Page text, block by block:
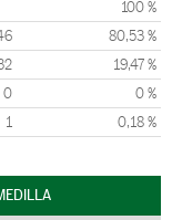
100 %
80,53 %
19,47 %
0 0 %
1 0,18 %